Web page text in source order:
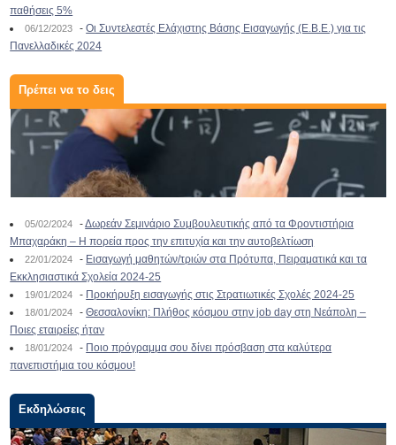
παθήσεις 5%
06/12/2023 -Οι Συντελεστές Ελάχιστης Βάσης Εισαγωγής (Ε.Β.Ε.) για τις
Πανελλαδικές 2024
Πρέπει να το δεις
05/02/2024 -Δωρεάν Σεμινάριο Συμβουλευτικής από τα Φροντιστήρια
Μπαχαράκη – Η πορεία προς την επιτυχία και την αυτοβελτίωση
22/01/2024 - Εισαγωγή μαθητών/τριών στα Πρότυπα, Πειραματικά και τα
Εκκλησιαστικά Σχολεία 2024-25
19/01/2024 - Προκήρυξη εισαγωγής στις Στρατιωτικές Σχολές 2024-25
18/01/2024 -Θεσσαλονίκη: Πλήθος κόσμου στην job day στη Νεάπολη –
Ποιες εταιρείες ήταν
18/01/2024 - Ποιο πρόγραμμα σου δίνει πρόσβαση στα καλύτερα
πανεπιστήμια του κόσμου!
Εκδηλώσεις